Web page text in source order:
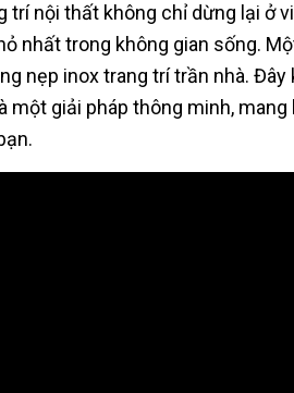
trí nội thất không chỉ dừng lại ở
nhất trong không gian sống.
nẹp inox trang trí trần nhà. Đây
một giải pháp thông minh,